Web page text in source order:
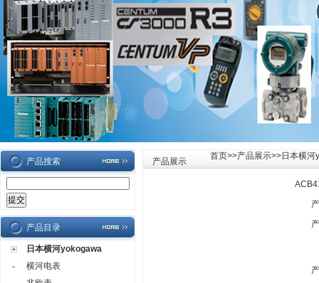
产品搜索
产品目录
日本横河yokogawa
-
横河电表
产品展示
首页>>产品展示>>日本横河